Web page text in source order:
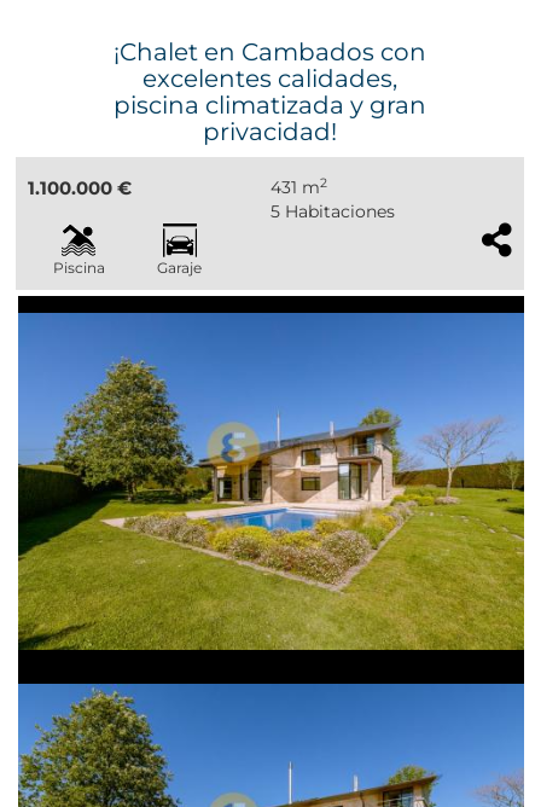
¡Chalet en Cambados con
excelentes calidades,
piscina climatizada y gran
privacidad!
1.100.000 € 431 m2
5 Habitaciones
Piscina Garaje